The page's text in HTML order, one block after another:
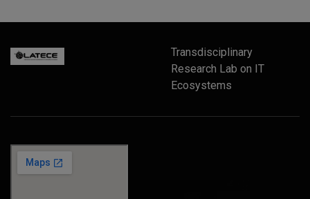
Transdisciplinary
Research Lab on IT
Ecosystems